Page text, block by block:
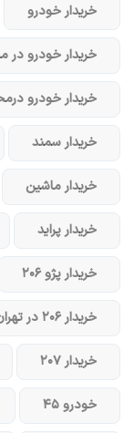
خریدار خودرو
خریدار خودرو در
خریدار خودرو
خریدار سمند
خریدار ماشین
خریدار پراید
خریدار پژو ۲۰۶
خریدار ۲۰۶ در تهران
خریدار ۲۰۷
خودرو ۴۵